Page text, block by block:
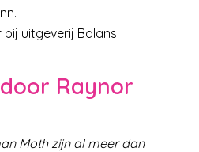
uitgeverij Balans.
Raynor
Moth zijn al meer dan